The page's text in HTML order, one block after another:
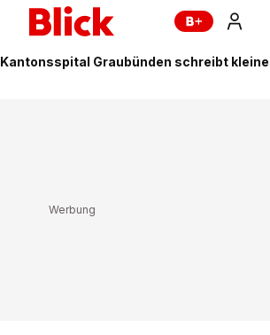
Kantonsspital Graubünden schreibt